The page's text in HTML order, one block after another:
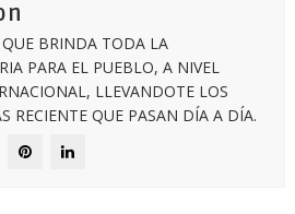
BRINDA TODA LA
PARA EL PUEBLO, A NIVEL
LLEVANDOTE LOS
RECIENTE QUE PASAN DÍA A DÍA.